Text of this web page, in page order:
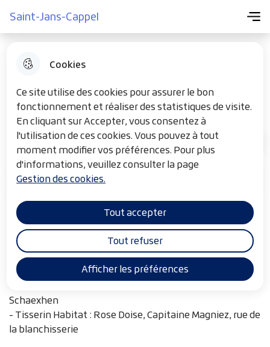
Cookies
Ce site utilise des cookies pour assurer le bon
fonctionnement et réaliser des statistiques de visite.
En cliquant sur Accepter, vous consentez à
l'utilisation de ces cookies. Vous pouvez à tout
moment modifier vos préférences. Pour plus
d'informations, veuillez consulter la page
Gestion des cookies.
Afficher les préférences
Tout accepter
Tout refuser
Aller
au
menu
Aller à la
recherche principal
Consulter
le plan du
site
Saint-Jans-Cappel
Saint-Jans-Cappel Menu
Logement social
F
d
A
a
n
e
Accueil MON QUOTIDIEN
Sommaire
Logements sociaux
Le parc locatif social de la commune est géré par 2
bailleurs sociaux :
- Partenord Habitat : Ancienne caserne de douanes au
Schaexhen
- Tisserin Habitat : Rose Doise, Capitaine Magniez, rue de
la blanchisserie